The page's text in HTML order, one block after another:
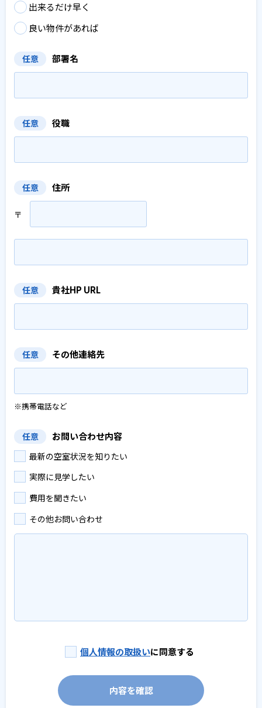
出来るだけ早く
良い物件があれば
任意 部署名
任意 役職
任意 住所
〒
任意 貴社HP URL
任意 その他連絡先
※携帯電話など
任意 お問い合わせ内容
最新の空室状況を知りたい
実際に見学したい
費用を聞きたい
その他お問い合わせ
個人情報の取扱いに同意する
内容を確認